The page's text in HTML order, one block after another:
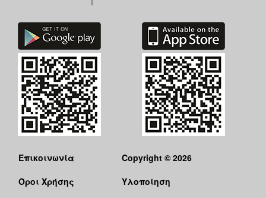
Επικοινωνία
Όροι Χρήσης
Copyright © 2026
Υλοποίηση